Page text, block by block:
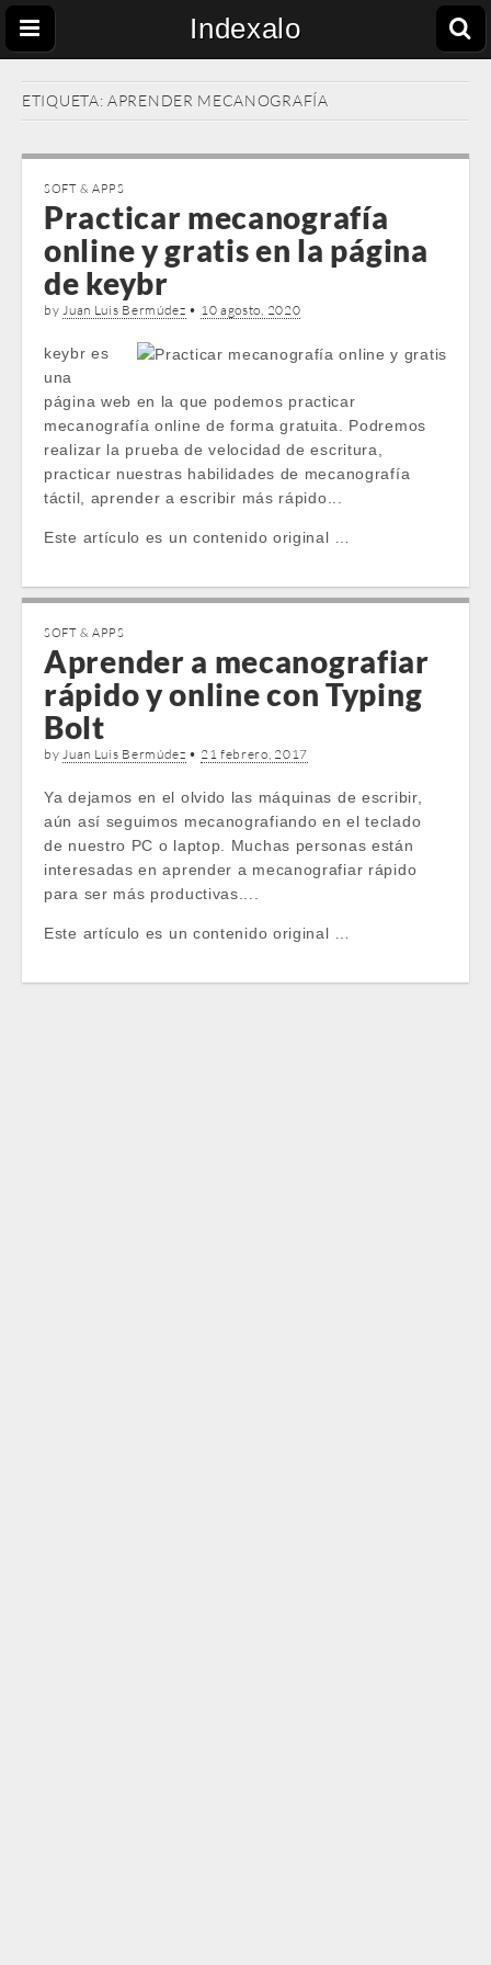
Indexalo
ETIQUETA: APRENDER MECANOGRAFÍA
SOFT & APPS
Practicar mecanografía
online y gratis en la página
de keybr
byJuan Luis Bermúdez • 10 agosto, 2020
keybr es
una
página web en la que podemos practicar
mecanografía online de forma gratuita. Podremos
realizar la prueba de velocidad de escritura,
practicar nuestras habilidades de mecanografía
táctil, aprender a escribir más rápido...
Este artículo es un contenido original …
SOFT & APPS
Aprender a mecanografiar
rápido y online con Typing
Bolt
byJuan Luis Bermúdez • 21 febrero, 2017
Ya dejamos en el olvido las máquinas de escribir,
aún así seguimos mecanografiando en el teclado
de nuestro PC o laptop. Muchas personas están
interesadas en aprender a mecanografiar rápido
para ser más productivas....
Este artículo es un contenido original …